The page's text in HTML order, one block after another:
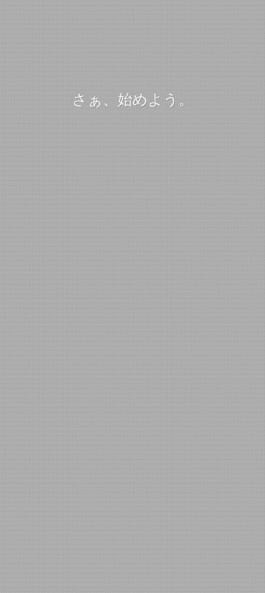
さぁ、始めよう。